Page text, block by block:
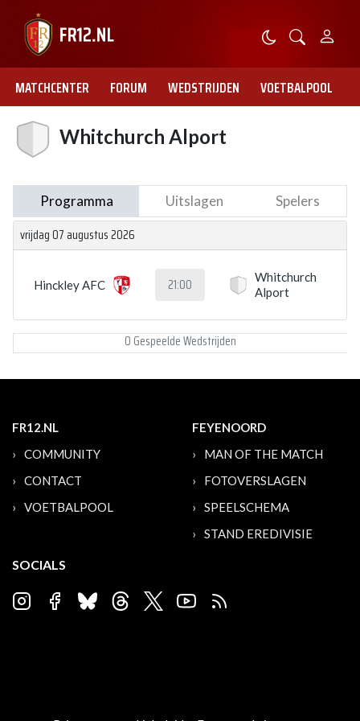
MATCHCENTER FORUM WEDSTRIJDEN VOETBALPOOL
Whitchurch Alport
Programma Uitslagen Spelers
vrijdag 07 augustus 2026
Hinckley AFC 21:00
Whitchurch
Alport
0 Gespeelde Wedstrijden
FR12.NL
COMMUNITY
CONTACT
VOETBALPOOL
FEYENOORD
MAN OF THE MATCH
FOTOVERSLAGEN
SPEELSCHEMA
STAND EREDIVISIE
SOCIALS